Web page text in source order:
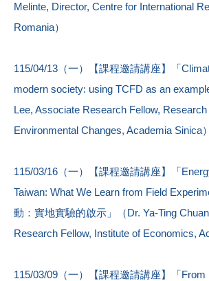
Melinte, Director, Centre for International
Romania）
115/04/13（一）【課程邀請講座】「
modern society: using TCFD as an
Lee, Associate Research Fellow,
Environmental Changes, Academia Sinica）
115/03/16（一）【課程邀請講座】「
Taiwan: What We Learn from Field
動：實地實驗的啟示」（Dr. Ya-Ting
Research Fellow, Institute of Economics,
115/03/09（一）【課程邀請講座】「From